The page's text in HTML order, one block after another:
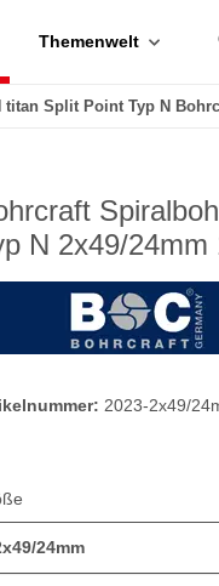
Themenwelt
titan Split Point Typ N
N 2x49/24mm
2023-2x49/
24mm